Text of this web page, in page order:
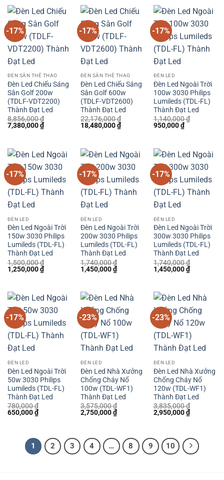
350,000 ₫.
400,000 ₫.
-17%
ĐÈN SÂN THỂ THAO
Đèn Led Chiếu Sáng
Sân Golf 200w
(TDLF-VDT2200)
Thành Đạt Led
8,856,000₫
Giá
gốc
7,380,000₫Giá
hiện
7,380,000 ₫.
-17%
ĐÈN SÂN THỂ THAO
Đèn Led Chiếu Sáng
Sân Golf 600w
(TDLF-VDT2600)
Thành Đạt Led
22,176,000₫
Giá
gốc
18,480,000₫Giá
hiện
18,480,000 ₫.
-17%
ĐÈN LED
Đèn Led Ngoài Trời
100w 3030 Philips
Lumileds (TDL-FL)
Thành Đạt Led
1,140,000₫
Giá
950,000₫Giá
hiện
950,000 ₫.
-17%
ĐÈN LED
Đèn Led Ngoài Trời
150w 3030 Philips
Lumileds (TDL-FL)
Thành Đạt Led
1,500,000₫
Giá
gốc
1,250,000₫Giá
hiện
1,250,000 ₫.
-17%
ĐÈN LED
Đèn Led Ngoài Trời
200w 3030 Philips
Lumileds (TDL-FL)
Thành Đạt Led
1,740,000₫
Giá
gốc
1,450,000₫Giá
hiện
1,450,000 ₫.
-17%
ĐÈN LED
Đèn Led Ngoài Trời
300w 3030 Philips
Lumileds (TDL-FL)
Thành Đạt Led
1,740,000₫
Giá
gốc
1,450,000₫Giá
hiện
1,450,000
-17%
ĐÈN LED
Đèn Led Ngoài Trời
50w 3030 Philips
Lumileds (TDL-FL)
Thành Đạt Led
780,000₫
Giá
650,000₫Giá
hiện
650,000 ₫.
-23%
ĐÈN LED
Đèn Led Nhà Xưởng
Chống Cháy Nổ
100w (TDL-WF1)
Thành Đạt Led
3,575,000₫
Giá
gốc
2,750,000₫Giá
hiện
2,750,000 ₫.
-23%
ĐÈN LED
Đèn Led Nhà Xưởng
Chống Cháy Nổ
120w (TDL-WF1)
Thành Đạt Led
3,835,000₫
Giá
gốc
2,950,000₫Giá
hiện
2,950,000
1 2 3 4 … 8 9 10